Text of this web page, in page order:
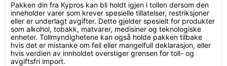
Pakken din fra Kypros kan bli holdt igjen i tollen dersom den
inneholder varer som krever spesielle tillatelser, restriksjoner
eller er underlagt avgifter. Dette gjelder spesielt for produkter
som alkohol, tobakk, matvarer, medisiner og teknologiske
enheter. Tollmyndighetene kan også holde pakken tilbake
hvis det er mistanke om feil eller mangelfull deklarasjon, eller
hvis verdien av innholdet overstiger grensen for toll- og
avgiftsfri import.